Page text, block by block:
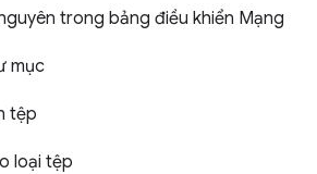
trong bảng điều khiển Mạng
mục
tệp
loại tệp